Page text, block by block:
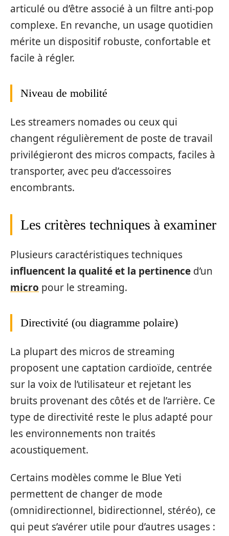
articulé ou d’être associé à un filtre anti-pop
complexe. En revanche, un usage quotidien
mérite un dispositif robuste, confortable et
facile à régler.
Niveau de mobilité
Les streamers nomades ou ceux qui
changent régulièrement de poste de travail
privilégieront des micros compacts, faciles à
transporter, avec peu d’accessoires
encombrants.
Les critères techniques à examiner
Plusieurs caractéristiques techniques
influencent la qualité et la pertinence d’un
micro pour le streaming.
Directivité (ou diagramme polaire)
La plupart des micros de streaming
proposent une captation cardioïde, centrée
sur la voix de l’utilisateur et rejetant les
bruits provenant des côtés et de l’arrière. Ce
type de directivité reste le plus adapté pour
les environnements non traités
acoustiquement.
Certains modèles comme le Blue Yeti
permettent de changer de mode
(omnidirectionnel, bidirectionnel, stéréo), ce
qui peut s’avérer utile pour d’autres usages :